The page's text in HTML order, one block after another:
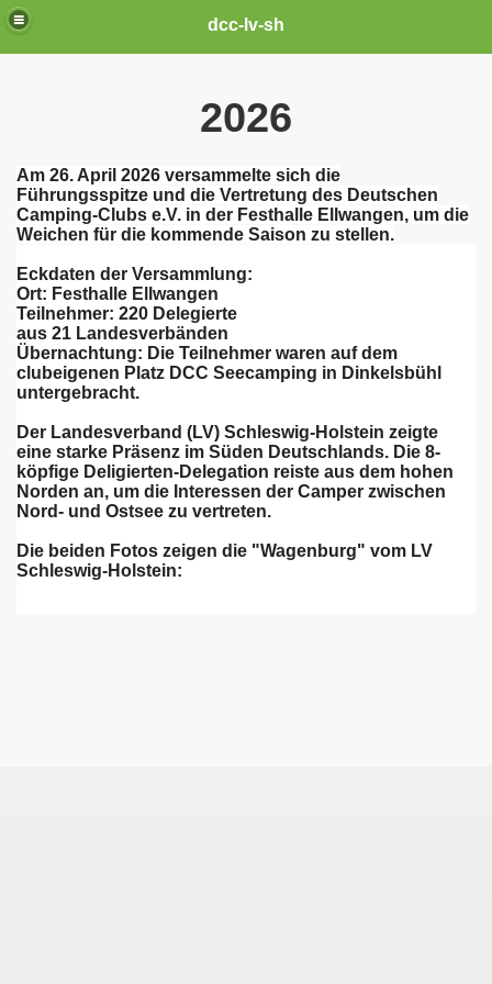
dcc-lv-sh
2026
Am 26. April 2026 versammelte sich die
Führungsspitze und die Vertretung des Deutschen
Camping-Clubs e.V. in der Festhalle Ellwangen, um die
Weichen für die kommende Saison zu stellen.
Eckdaten der Versammlung:
​Ort: Festhalle Ellwangen
​Teilnehmer: 220 Delegierte
​aus 21 Landesverbänden
​Übernachtung: Die Teilnehmer waren auf dem
clubeigenen Platz DCC Seecamping in Dinkelsbühl
untergebracht.
​Der Landesverband (LV) Schleswig-Holstein zeigte
eine starke Präsenz im Süden Deutschlands. Die 8-
köpfige Deligierten-Delegation reiste aus dem hohen
Norden an, um die Interessen der Camper zwischen
Nord- und Ostsee zu vertreten.
​Die beiden Fotos zeigen die "Wagenburg" vom LV
Schleswig-Holstein: